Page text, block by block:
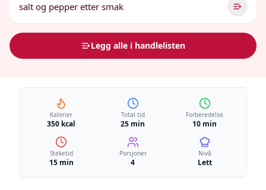
salt og pepper etter smak
Legg alle i handlelisten
Kalorier
350 kcal
Total tid
25 min
Forberedelse
10 min
Steketid
15 min
Porsjoner
4
Nivå
Lett